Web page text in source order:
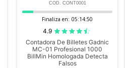
COD. CONT0001
Finaliza en: 05:14:48
4.9
Contadora De Billetes Gadnic
MC-01 Profesional 1000
BillMin Homologada Detecta
Falsos